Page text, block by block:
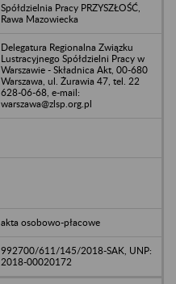
Spółdzielnia Pracy PRZYSZŁOŚĆ,
Rawa Mazowiecka
Delegatura Regionalna Związku
Lustracyjnego Spółdzielni Pracy w
Warszawie - Składnica Akt, 00-680
Warszawa, ul. Żurawia 47, tel. 22
628-06-68, e-mail:
warszawa@zlsp.org.pl
akta osobowo-płacowe
992700/611/145/2018-SAK, UNP:
2018-00020172